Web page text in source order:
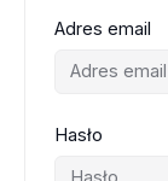
Adres email
Hasło